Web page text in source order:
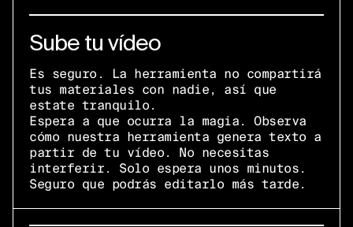
Sube tu vídeo
Es seguro. La herramienta no compartirá
tus materiales con nadie, así que
estate tranquilo.
Espera a que ocurra la magia. Observa
cómo nuestra herramienta genera texto a
partir de tu vídeo. No necesitas
interferir. Solo espera unos minutos.
Seguro que podrás editarlo más tarde.